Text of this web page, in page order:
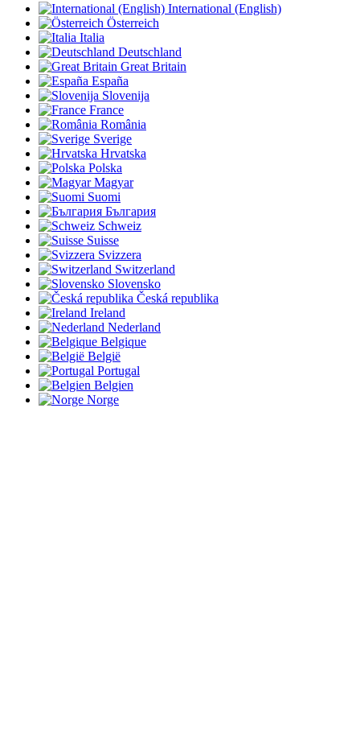
International (English)
Österreich
Italia
Deutschland
Great Britain
España
Slovenija
France
România
Sverige
Hrvatska
Polska
Magyar
Suomi
България
Schweiz
Suisse
Svizzera
Switzerland
Slovensko
Česká republika
Ireland
Nederland
Belgique
België
Portugal
Belgien
Norge